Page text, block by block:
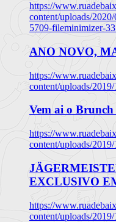
https://
content/uploads/
5709-fileminimizer-
ANO NOVO,
https://
content/uploads/
Vem ai o
https://
content/uploads/
EXCLUSIVO
https://
content/uploads/